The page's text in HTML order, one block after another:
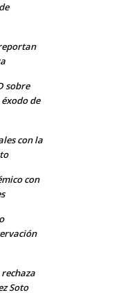
sobre
de
con la
con
Soto